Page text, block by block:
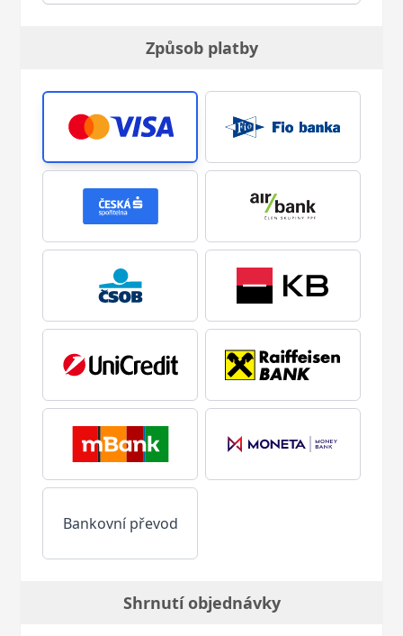
Způsob platby
Bankovní převod
Shrnutí objednávky